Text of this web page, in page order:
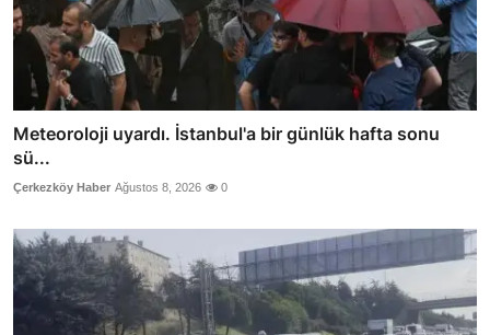
Meteoroloji uyardı. İstanbul'a bir günlük hafta sonu
sü...
Çerkezköy Haber Ağustos 8, 2026 0